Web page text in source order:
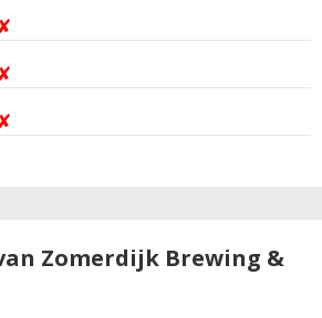
Zomerdijk Brewing &